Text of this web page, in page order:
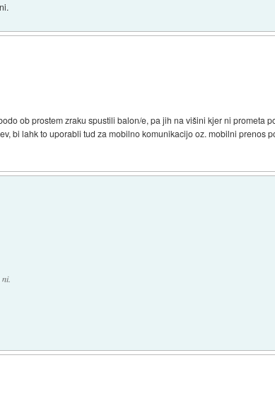
ob prostem zraku spustili balon/e, pa jih na višini kjer ni prometa
bi lahk to uporabli tud za mobilno komunikacijo oz. mobilni prenos